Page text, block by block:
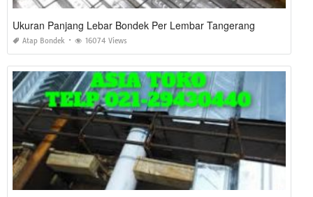
Ukuran Panjang Lebar Bondek Per Lembar Tangerang
Atap Bondek 16074 Views